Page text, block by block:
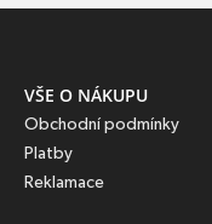
VŠE O NÁKUPU
Obchodní podmínky
Platby
Reklamace